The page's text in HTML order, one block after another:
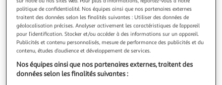
Matière : Percale 100% Coton (78 fils/cm²) Spécificités :
Doux & Confortable Drap housse Pour 2 personnes Forme
rectangulaire Certification Oeko-Tex Standard 100 Poids :
0,71 kg Couleur : Nude
En savoir +
Vendu parParis Prix
Livr. ou retrait dès 3/4 jours
A partir de 7,99€
Plus d'options
politique de confidentialité. Nos équipes ainsi que nos partenaires externes
traitent des données selon les finalités suivantes : Utiliser des données de
géolocalisation précises. Analyser activement les caractéristiques de l’appareil
pour l’identification. Stocker et/ou accéder à des informations sur un appareil.
Publicités et contenu personnalisés, mesure de performance des publicités et du
contenu, études d’audience et développement de services.
Nos équipes ainsi que nos partenaires externes, traitent des
données selon les finalités suivantes :